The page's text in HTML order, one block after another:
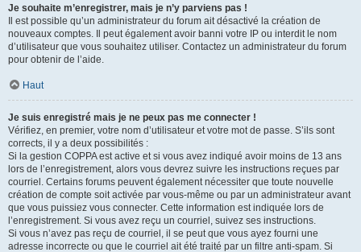
Je souhaite m’enregistrer, mais je n’y parviens pas !
Il est possible qu’un administrateur du forum ait désactivé la création de
nouveaux comptes. Il peut également avoir banni votre IP ou interdit le nom
d’utilisateur que vous souhaitez utiliser. Contactez un administrateur du forum
pour obtenir de l’aide.
Haut
Je suis enregistré mais je ne peux pas me connecter !
Vérifiez, en premier, votre nom d’utilisateur et votre mot de passe. S’ils sont
corrects, il y a deux possibilités :
Si la gestion COPPA est active et si vous avez indiqué avoir moins de 13 ans
lors de l’enregistrement, alors vous devrez suivre les instructions reçues par
courriel. Certains forums peuvent également nécessiter que toute nouvelle
création de compte soit activée par vous-même ou par un administrateur avant
que vous puissiez vous connecter. Cette information est indiquée lors de
l’enregistrement. Si vous avez reçu un courriel, suivez ses instructions.
Si vous n’avez pas reçu de courriel, il se peut que vous ayez fourni une
adresse incorrecte ou que le courriel ait été traité par un filtre anti-spam. Si